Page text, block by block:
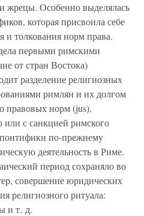
жрецы. Особенно выделялась
которая присвоила себе
толкования норм права.
первыми римскими
от стран Востока)
разделение религиозных
римлян и их долгом
правовых норм (jus),
или с санкцией римского
понтифики по-прежнему
деятельность в Риме.
период сохраняло во
совершение юридических
религиозного ритуала:
и т. д.